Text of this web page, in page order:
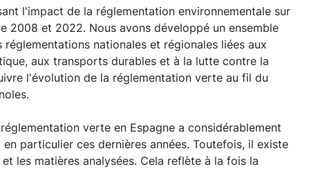
l'impact de la réglementation environnementale sur
2008 et 2022. Nous avons développé un ensemble
nationales et régionales liées aux
aux transports durables et à la lutte contre la
l'évolution de la réglementation verte au fil du
verte en Espagne a considérablement
particulier ces dernières années. Toutefois, il existe
les matières analysées. Cela reflète à la fois la